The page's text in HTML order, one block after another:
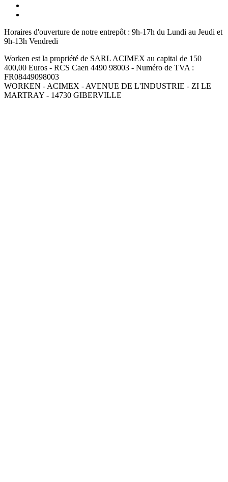
Horaires d'ouverture de notre entrepôt : 9h-17h du Lundi au Jeudi et
9h-13h Vendredi
Worken est la propriété de SARL ACIMEX au capital de 150
400,00 Euros - RCS Caen 4490 98003 - Numéro de TVA :
FR08449098003
WORKEN - ACIMEX - AVENUE DE L'INDUSTRIE - ZI LE
MARTRAY - 14730 GIBERVILLE